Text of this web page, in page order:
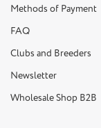
Methods of Payment
FAQ
Clubs and Breeders
Newsletter
Wholesale Shop B2B